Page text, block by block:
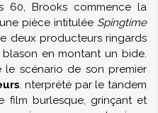
60, Brooks commence la
pièce intitulée Spingtime
deux producteurs ringards
en montant un bide.
le scénario de son premier
. nterprété par le tandem
film burlesque, grinçant et